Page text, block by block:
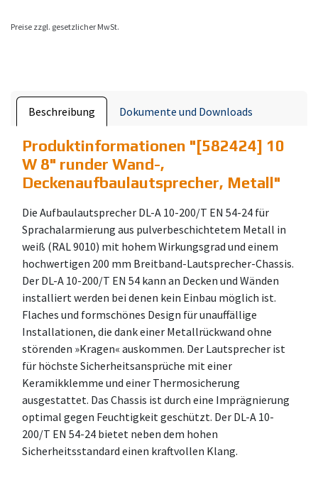
Preise zzgl. gesetzlicher MwSt.
Beschreibung Dokumente und Downloads
Produktinformationen "[582424] 10
W 8" runder Wand-,
Deckenaufbaulautsprecher, Metall"
Die Aufbaulautsprecher DL-A 10-200/T EN 54-24 für
Sprachalarmierung aus pulverbeschichtetem Metall in
weiß (RAL 9010) mit hohem Wirkungsgrad und einem
hochwertigen 200 mm Breitband-Lautsprecher-Chassis.
Der DL-A 10-200/T EN 54 kann an Decken und Wänden
installiert werden bei denen kein Einbau möglich ist.
Flaches und formschönes Design für unauffällige
Installationen, die dank einer Metallrückwand ohne
störenden »Kragen« auskommen. Der Lautsprecher ist
für höchste Sicherheitsansprüche mit einer
Keramikklemme und einer Thermosicherung
ausgestattet. Das Chassis ist durch eine Imprägnierung
optimal gegen Feuchtigkeit geschützt. Der DL-A 10-
200/T EN 54-24 bietet neben dem hohen
Sicherheitsstandard einen kraftvollen Klang.